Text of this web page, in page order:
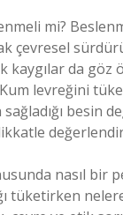
mi?
çevresel
kaygılar da göz
levreğini
besin
nasıl bir
tüketirken